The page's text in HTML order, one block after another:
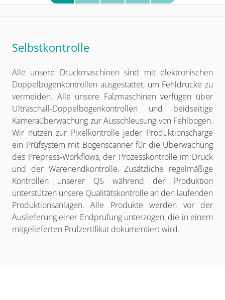
Selbstkontrolle
Alle unsere Druckmaschinen sind mit elektronischen
Doppelbogenkontrollen ausgestattet, um Fehldrucke zu
vermeiden. Alle unsere Falzmaschinen verfügen über
Ultraschall-Doppelbogenkontrollen und beidseitige
Kameraüberwachung zur Ausschleusung von Fehlbogen.
Wir nutzen zur Pixelkontrolle jeder Produktionscharge
ein Prüfsystem mit Bogenscanner für die Überwachung
des Prepress-Workflows, der Prozesskontrolle im Druck
und der Warenendkontrolle. Zusätzliche regelmäßige
Kontrollen unserer QS während der Produktion
unterstützen unsere Qualitätskontrolle an den laufenden
Produktionsanlagen. Alle Produkte werden vor der
Auslieferung einer Endprüfung unterzogen, die in einem
mitgelieferten Prüfzertifikat dokumentiert wird.